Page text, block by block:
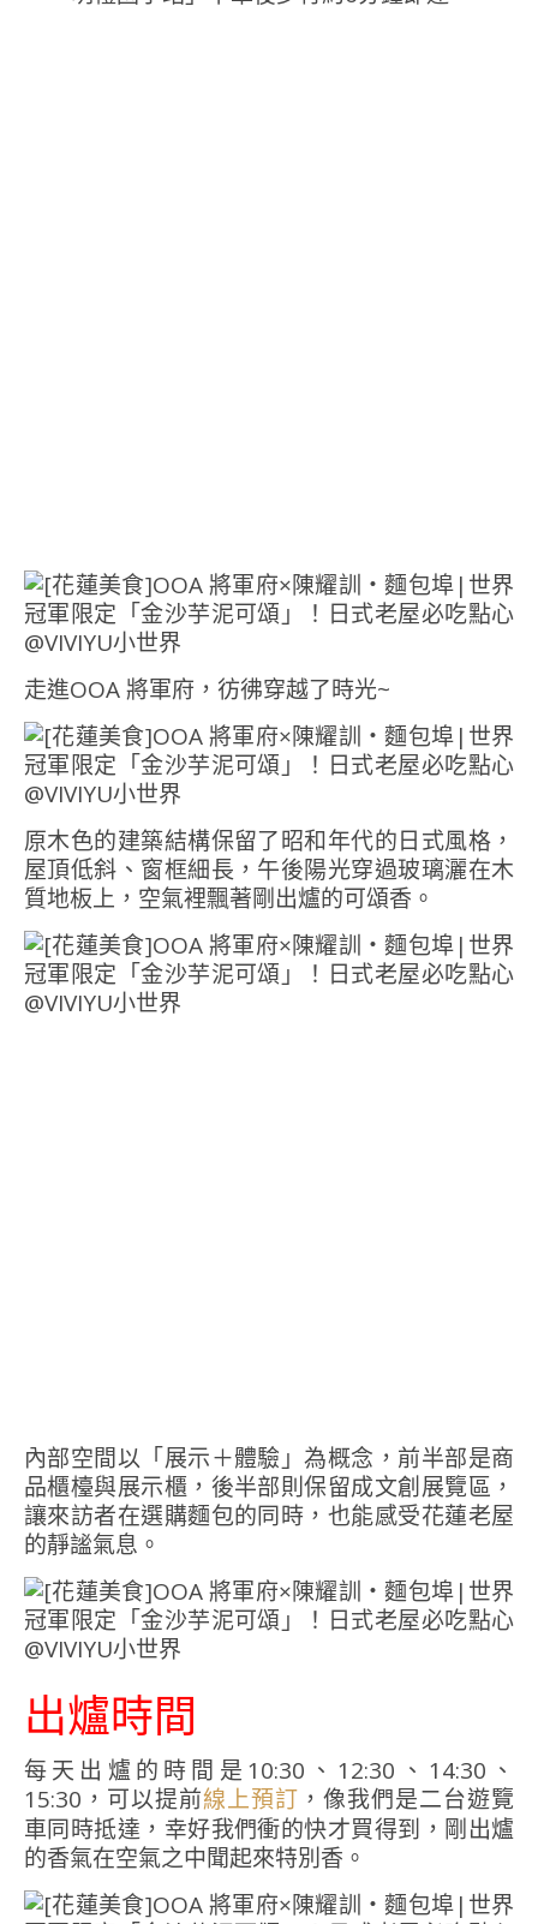
走進OOA 將軍府，彷彿穿越了時光~
原木色的建築結構保留了昭和年代的日式風格，
屋頂低斜、窗框細長，午後陽光穿過玻璃灑在木
質地板上，空氣裡飄著剛出爐的可頌香。
內部空間以「展示＋體驗」為概念，前半部是商
品櫃檯與展示櫃，後半部則保留成文創展覽區，
讓來訪者在選購麵包的同時，也能感受花蓮老屋
的靜謐氣息。
出爐時間
每天出爐的時間是10:30、12:30、14:30、
15:30，可以提前線上預訂 ，像我們是二台遊覽
車同時抵達，幸好我們衝的快才買得到，剛出爐
的香氣在空氣之中聞起來特別香。